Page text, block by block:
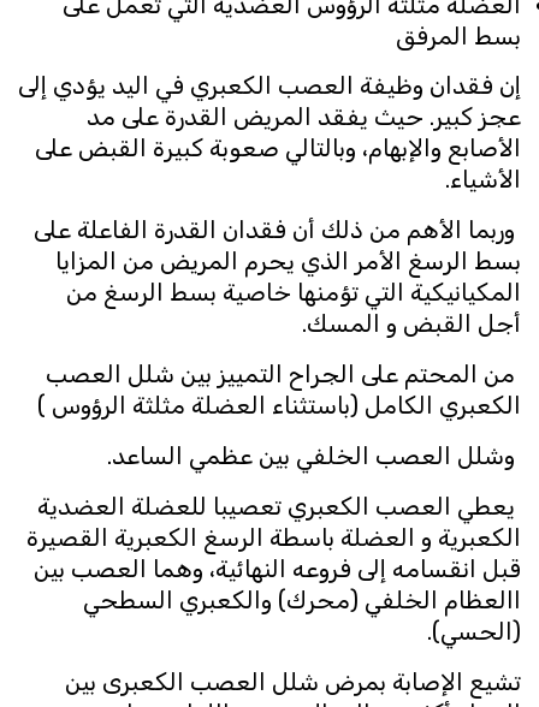
بسط المرفق
إن فقدان وظيفة العصب الكعبري في اليد يؤدي إلى
عجز كبير. حيث يفقد المريض القدرة على مد
الأصابع والإبهام، وبالتالي صعوبة كبيرة القبض على
الأشياء.
وربما الأهم من ذلك أن فقدان القدرة الفاعلة على
بسط الرسغ الأمر الذي يحرم المريض من المزايا
المكيانيكية التي تؤمنها خاصية بسط الرسغ من
أجل القبض و المسك.
من المحتم على الجراح التمييز بين شلل العصب
الكعبري الكامل (باستثناء العضلة مثلثة الرؤوس )
وشلل العصب الخلفي بين عظمي الساعد.
يعطي العصب الكعبري تعصيبا للعضلة العضدية
الكعبرية و العضلة باسطة الرسغ الكعبرية القصيرة
قبل انقسامه إلى فروعه النهائية، وهما العصب بين
االعظام الخلفي (محرك) والكعبري السطحي
(الحسي).
تشيع الإصابة بمرض شلل العصب الكعبرى بين